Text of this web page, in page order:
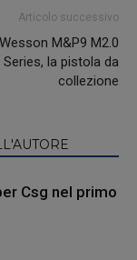
Articolo successivo
M&P9 M2.0
Series, la pistola da
collezione
Csg nel primo